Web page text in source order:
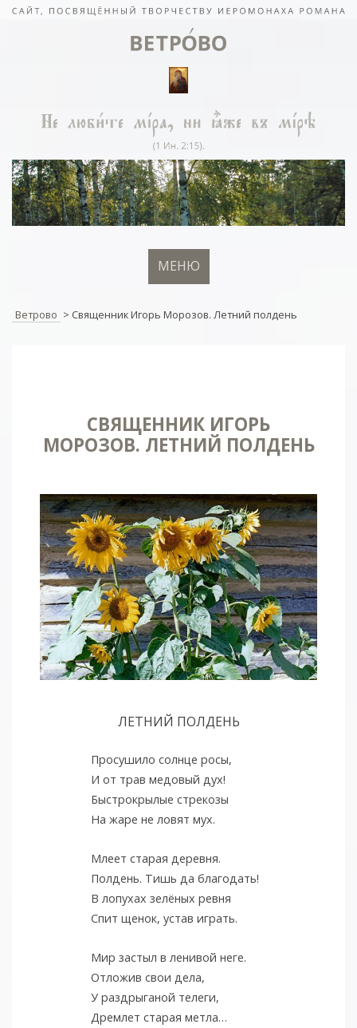
МЕНЮ
Ветрово > Священник Игорь Морозов. Летний полдень
СВЯЩЕННИК ИГОРЬ
МОРОЗОВ. ЛЕТНИЙ ПОЛДЕНЬ
ЛЕТНИЙ ПОЛДЕНЬ
Просушило солнце росы,
И от трав медовый дух!
Быстрокрылые стрекозы
На жаре не ловят мух.
Млеет старая деревня.
Полдень. Тишь да благодать!
В лопухах зелёных ревня
Спит щенок, устав играть.
Мир застыл в ленивой неге.
Отложив свои дела,
У раздрыганой телеги,
Дремлет старая метла…